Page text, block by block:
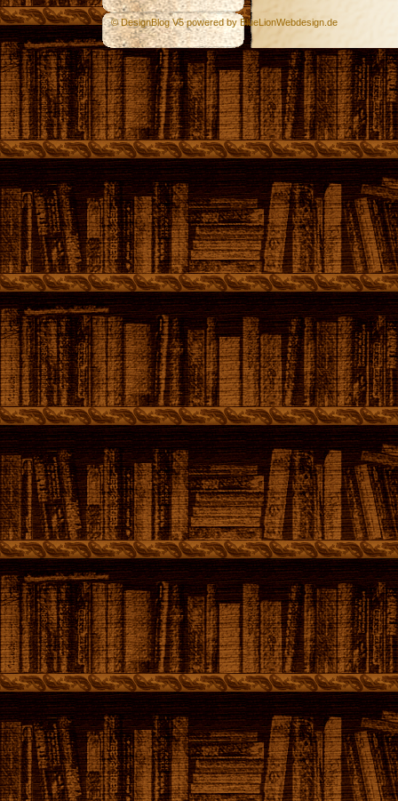
© DesignBlog V5 powered by BlueLionWebdesign.de